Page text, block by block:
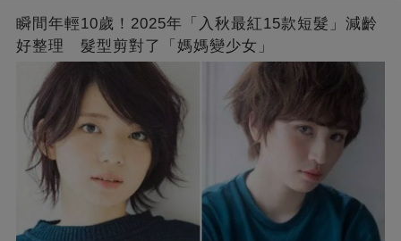
瞬間年輕10歲！2025年「入秋最紅15款短髮」減齡
好整理 髮型剪對了「媽媽變少女」